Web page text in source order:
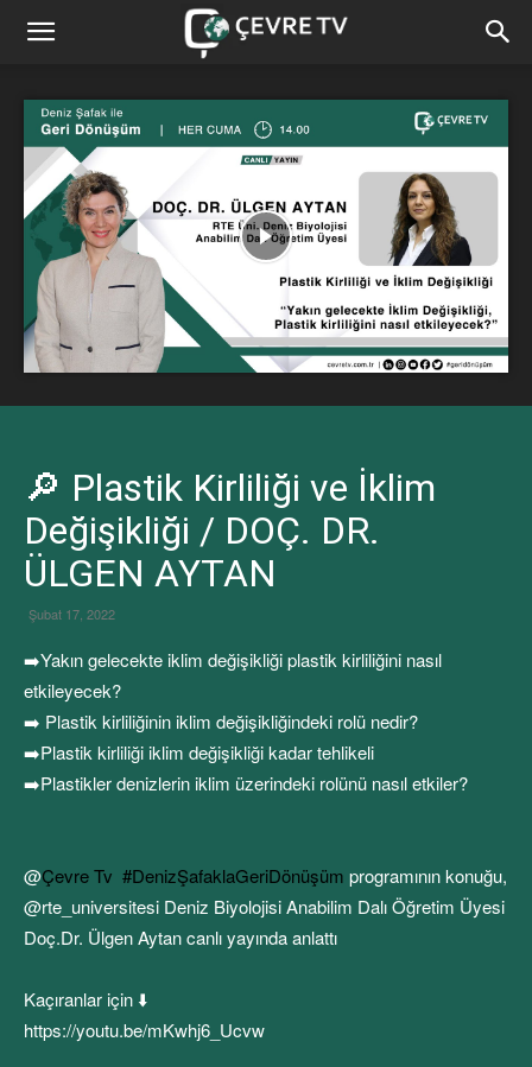
🔎 Plastik Kirliliği ve İklim
Değişikliği / DOÇ. DR.
ÜLGEN AYTAN
Şubat 17, 2022
➡️Yakın gelecekte iklim değişikliği plastik kirliliğini nasıl
etkileyecek?
➡️ Plastik kirliliğinin iklim değişikliğindeki rolü nedir?
➡️Plastik kirliliği iklim değişikliği kadar tehlikeli
➡️Plastikler denizlerin iklim üzerindeki rolünü nasıl etkiler?
@Çevre Tv #DenizŞafaklaGeriDönüşüm programının konuğu,
@rte_universitesi Deniz Biyolojisi Anabilim Dalı Öğretim Üyesi
Doç.Dr. Ülgen Aytan canlı yayında anlattı
Kaçıranlar için ⬇️
https://youtu.be/mKwhj6_Ucvw